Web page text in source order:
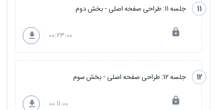
11 جلسه 11: طراحی صفحه اصلی - بخش دوم
00:23:00
12 جلسه 12: طراحی صفحه اصلی - بخش سوم
00:11:00